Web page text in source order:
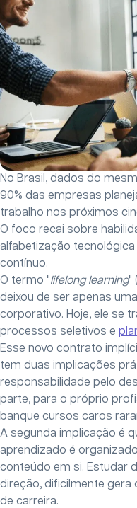
No Brasil, dados do
90% das empresas
trabalho nos próximos
O foco recai sobre
alfabetização
contínuo.
O termo "lifelong learning"
deixou de ser apenas
corporativo. Hoje, ele se
processos seletivos e
Esse novo contrato
tem duas implicações
responsabilidade pelo
parte, para o próprio
banque cursos caros
A segunda implicação é
aprendizado é
conteúdo em si. Estudar
direção, dificilmente gera
de carreira.